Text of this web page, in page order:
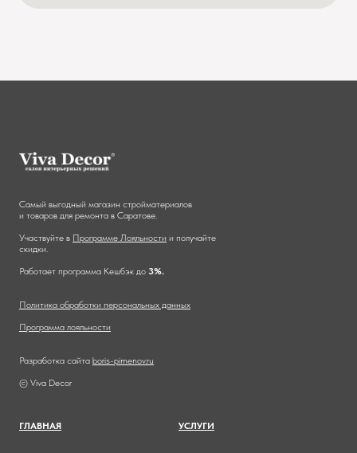
Самый выгодный магазин стройматериалов
и товаров для ремонта в Саратове.
Участвуйте в Программе Лояльности и получайте
скидки.
Работает программа Кешбэк до 3%.
Политика обработки персональных данных
Программа лояльности
Разработка сайта boris-pimenov.ru
© Viva Decor
ГЛАВНАЯ УСЛУГИ